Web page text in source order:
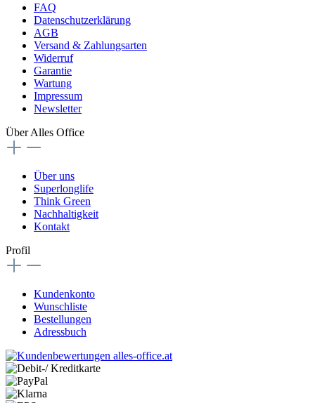
FAQ
Datenschutzerklärung
AGB
Versand & Zahlungsarten
Widerruf
Garantie
Wartung
Impressum
Newsletter
Über Alles Office
Über uns
Superlonglife
Think Green
Nachhaltigkeit
Kontakt
Profil
Kundenkonto
Wunschliste
Bestellungen
Adressbuch